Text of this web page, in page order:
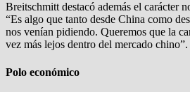
Breitschmitt destacó además el carácter
“Es algo que tanto desde China como
nos venían pidiendo. Queremos que la
vez más lejos dentro del mercado chino”.
Polo económico